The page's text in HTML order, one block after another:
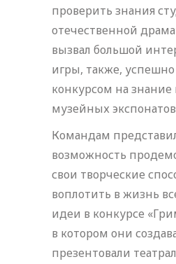
проверить знания
отечественной
вызвал большой
игры, также, успешно
конкурсом на знание
музейных
Командам
возможность
свои творческие
воплотить в жизнь
идеи в конкурсе
в котором они
презентовали